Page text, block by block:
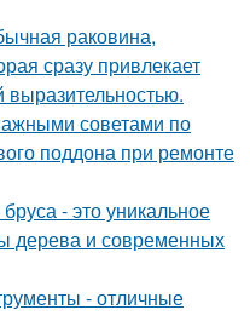
раковина,
сразу привлекает
выразительностью.
советами по
поддона при ремонте
- это уникальное
дерева и современных
- отличные